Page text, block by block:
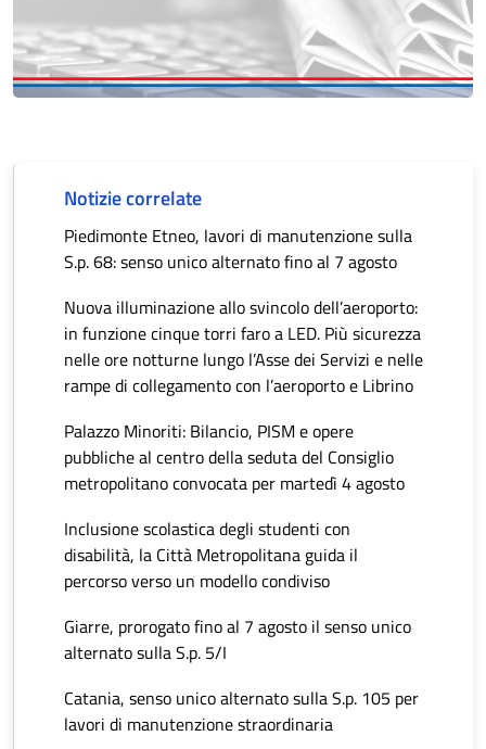
Notizie correlate
Piedimonte Etneo, lavori di manutenzione sulla
S.p. 68: senso unico alternato fino al 7 agosto
Nuova illuminazione allo svincolo dell’aeroporto:
in funzione cinque torri faro a LED. Più sicurezza
nelle ore notturne lungo l’Asse dei Servizi e nelle
rampe di collegamento con l’aeroporto e Librino
Palazzo Minoriti: Bilancio, PISM e opere
pubbliche al centro della seduta del Consiglio
metropolitano convocata per martedì 4 agosto
Inclusione scolastica degli studenti con
disabilità, la Città Metropolitana guida il
percorso verso un modello condiviso
Giarre, prorogato fino al 7 agosto il senso unico
alternato sulla S.p. 5/I
Catania, senso unico alternato sulla S.p. 105 per
lavori di manutenzione straordinaria